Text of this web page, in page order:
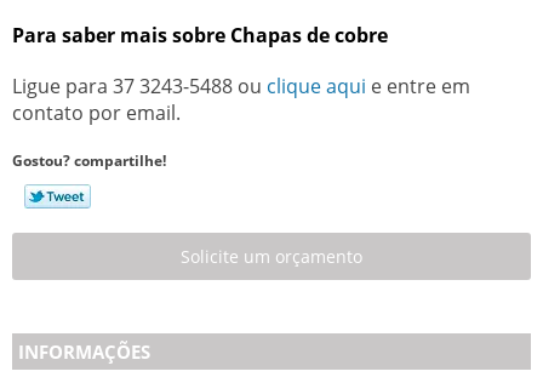
Para saber mais sobre Chapas de cobre
Ligue para 37 3243-5488 ou clique aqui e entre em
contato por email.
Gostou? compartilhe!
Solicite um orçamento
INFORMAÇÕES